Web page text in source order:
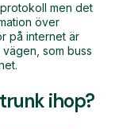
men det
över
på internet är
som buss
ihop?